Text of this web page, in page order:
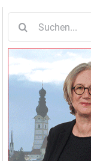
nach: